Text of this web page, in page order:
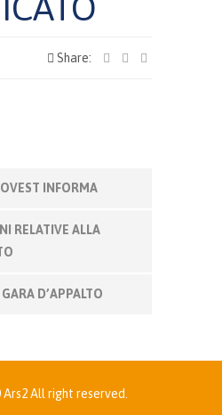
Share:
INFORMA
RELATIVE ALLA
D’APPALTO
All right reserved.